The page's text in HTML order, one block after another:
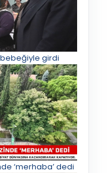
bebeğiyle girdi
‘merhaba’ dedi